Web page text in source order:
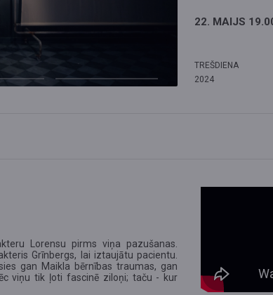
22. MAIJS
TREŠDIENA
2024
Lorensu pirms viņa pazušanas.
Grīnbergs, lai iztaujātu pacientu.
gan Maikla bērnības traumas, gan
viņu tik ļoti fascinē ziloņi; taču - kur